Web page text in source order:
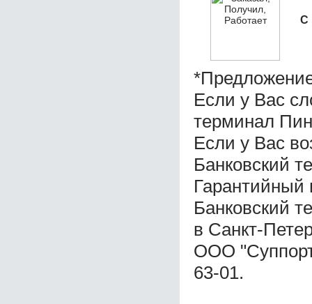
С
Если у Вас
терминал
Если у Вас
Банковский
Гарантийный
Банковский
в Санкт-
ООО
63-01.